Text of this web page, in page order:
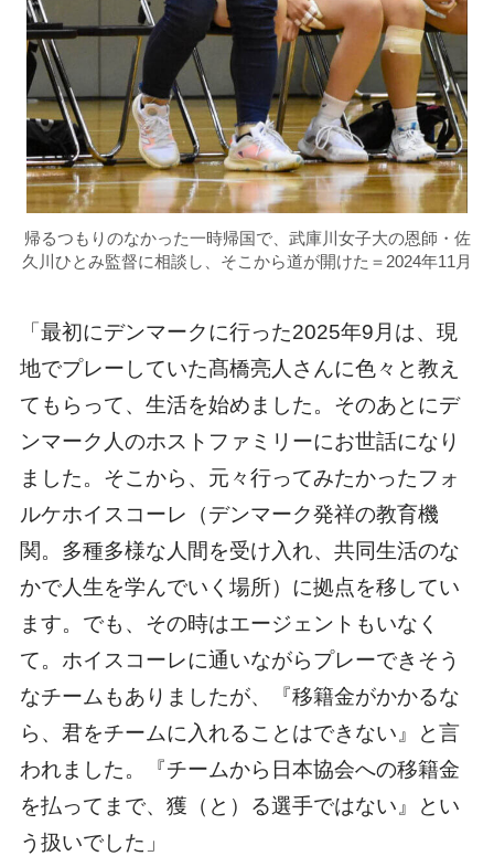
帰るつもりのなかった一時帰国で、武庫川女子大の恩師・佐
久川ひとみ監督に相談し、そこから道が開けた＝2024年11月
「最初にデンマークに行った2025年9月は、現
地でプレーしていた髙橋亮人さんに色々と教え
てもらって、生活を始めました。そのあとにデ
ンマーク人のホストファミリーにお世話になり
ました。そこから、元々行ってみたかったフォ
ルケホイスコーレ（デンマーク発祥の教育機
関。多種多様な人間を受け入れ、共同生活のな
かで人生を学んでいく場所）に拠点を移してい
ます。でも、その時はエージェントもいなく
て。ホイスコーレに通いながらプレーできそう
なチームもありましたが、『移籍金がかかるな
ら、君をチームに入れることはできない』と言
われました。『チームから日本協会への移籍金
を払ってまで、獲（と）る選手ではない』とい
う扱いでした」